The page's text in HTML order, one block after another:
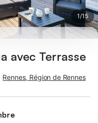
1/15
avec Terrasse
Rennes, Région de Rennes